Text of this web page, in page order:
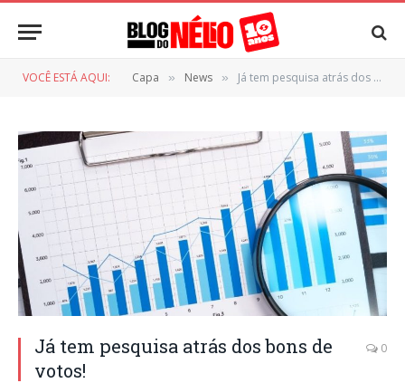
VOCÊ ESTÁ AQUI: Capa » News » Já tem pesquisa atrás dos bons de votos!
Já tem pesquisa atrás dos bons de
votos!
0